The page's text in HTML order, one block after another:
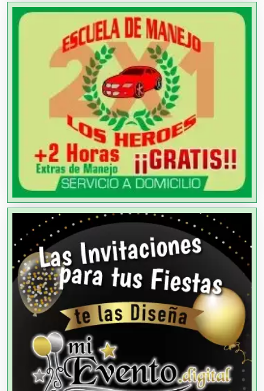
Agricultores
Agricultura y Ganadería
Agua Purificada
Aire Acondicionado
Alarmas
Albercas
Alimentos
Almacenaje
Alquiler de Autos